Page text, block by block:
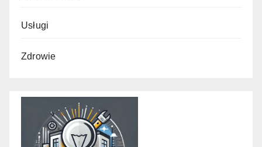
Usługi
Zdrowie